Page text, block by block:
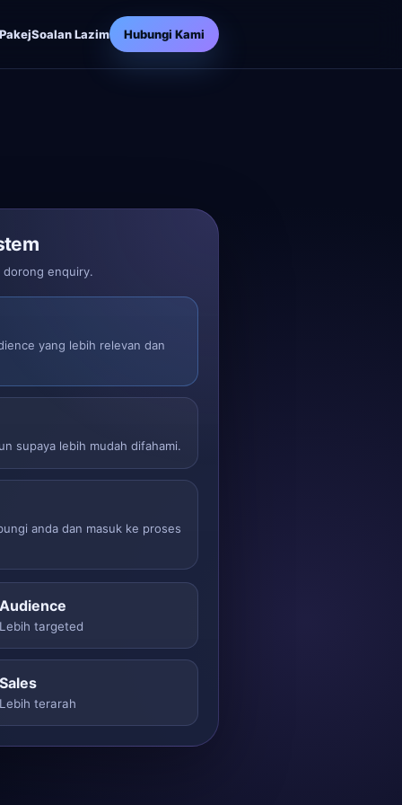
PakejSoalan Lazim Hubungi Kami
dorong enquiry.
yang lebih relevan dan
supaya lebih mudah difahami.
anda dan masuk ke proses
Audience
Lebih targeted
Sales
Lebih terarah